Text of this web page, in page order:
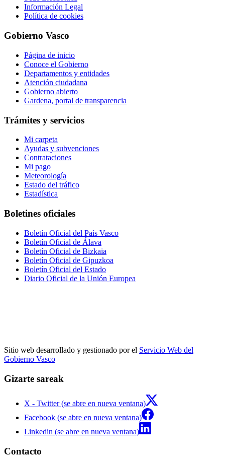
Información Legal
Política de cookies
Gobierno Vasco
Página de inicio
Conoce el Gobierno
Departamentos y entidades
Atención ciudadana
Gobierno abierto
Gardena, portal de transparencia
Trámites y servicios
Mi carpeta
Ayudas y subvenciones
Contrataciones
Mi pago
Meteorología
Estado del tráfico
Estadística
Boletines oficiales
Boletín Oficial del País Vasco
Boletín Oficial de Álava
Boletín Oficial de Bizkaia
Boletín Oficial de Gipuzkoa
Boletín Oficial del Estado
Diario Oficial de la Unión Europea
Sitio web desarrollado y gestionado por el Servicio Web del
Gobierno Vasco
Gizarte sareak
X - Twitter (se abre en nueva ventana)
Facebook (se abre en nueva ventana)
Linkedin (se abre en nueva ventana)
Contacto